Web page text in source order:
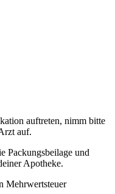
auftreten, nimm bitte
auf.
Packungsbeilage und
Apotheke.
Mehrwertsteuer